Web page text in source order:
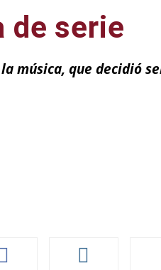
de serie
música, que decidió